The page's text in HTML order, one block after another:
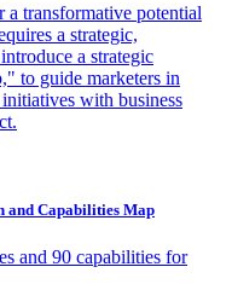
transformative potential
a strategic,
a strategic
to guide marketers in
with business
and Capabilities Map
and 90 capabilities for